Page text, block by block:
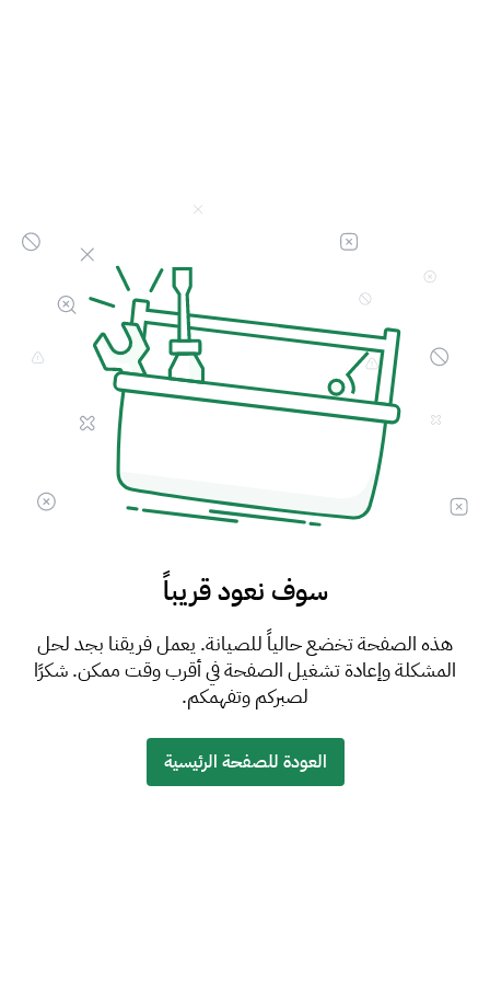
سوف نعود قريباً
هذه الصفحة تخضع حالياً للصيانة. يعمل فريقنا بجد لحل
المشكلة وإعادة تشغيل الصفحة في أقرب وقت ممكن. شكرًا
لصبركم وتفهمكم.
العودة للصفحة الرئيسية